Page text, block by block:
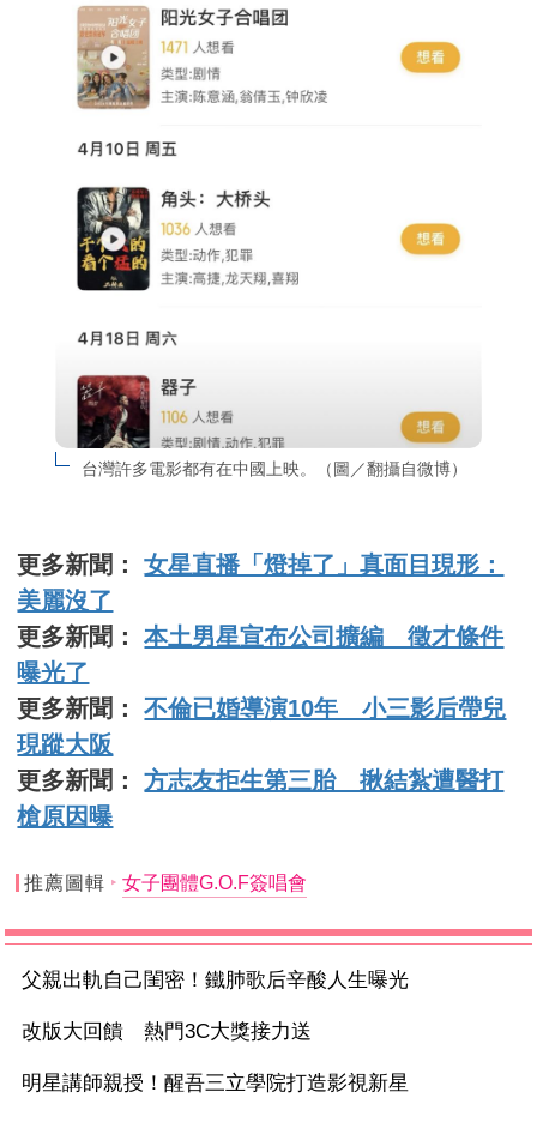
台灣許多電影都有在中國上映。（圖／翻攝自微博）
更多新聞：女星直播「燈掉了」真面目現形：
美麗沒了
更多新聞：本土男星宣布公司擴編 徵才條件
曝光了
更多新聞：不倫已婚導演10年 小三影后帶兒
現蹤大阪
更多新聞：方志友拒生第三胎 揪結紮遭醫打
槍原因曝
推薦圖輯 女子團體G.O.F簽唱會
父親出軌自己閨密！鐵肺歌后辛酸人生曝光
改版大回饋 熱門3C大獎接力送
明星講師親授！醒吾三立學院打造影視新星